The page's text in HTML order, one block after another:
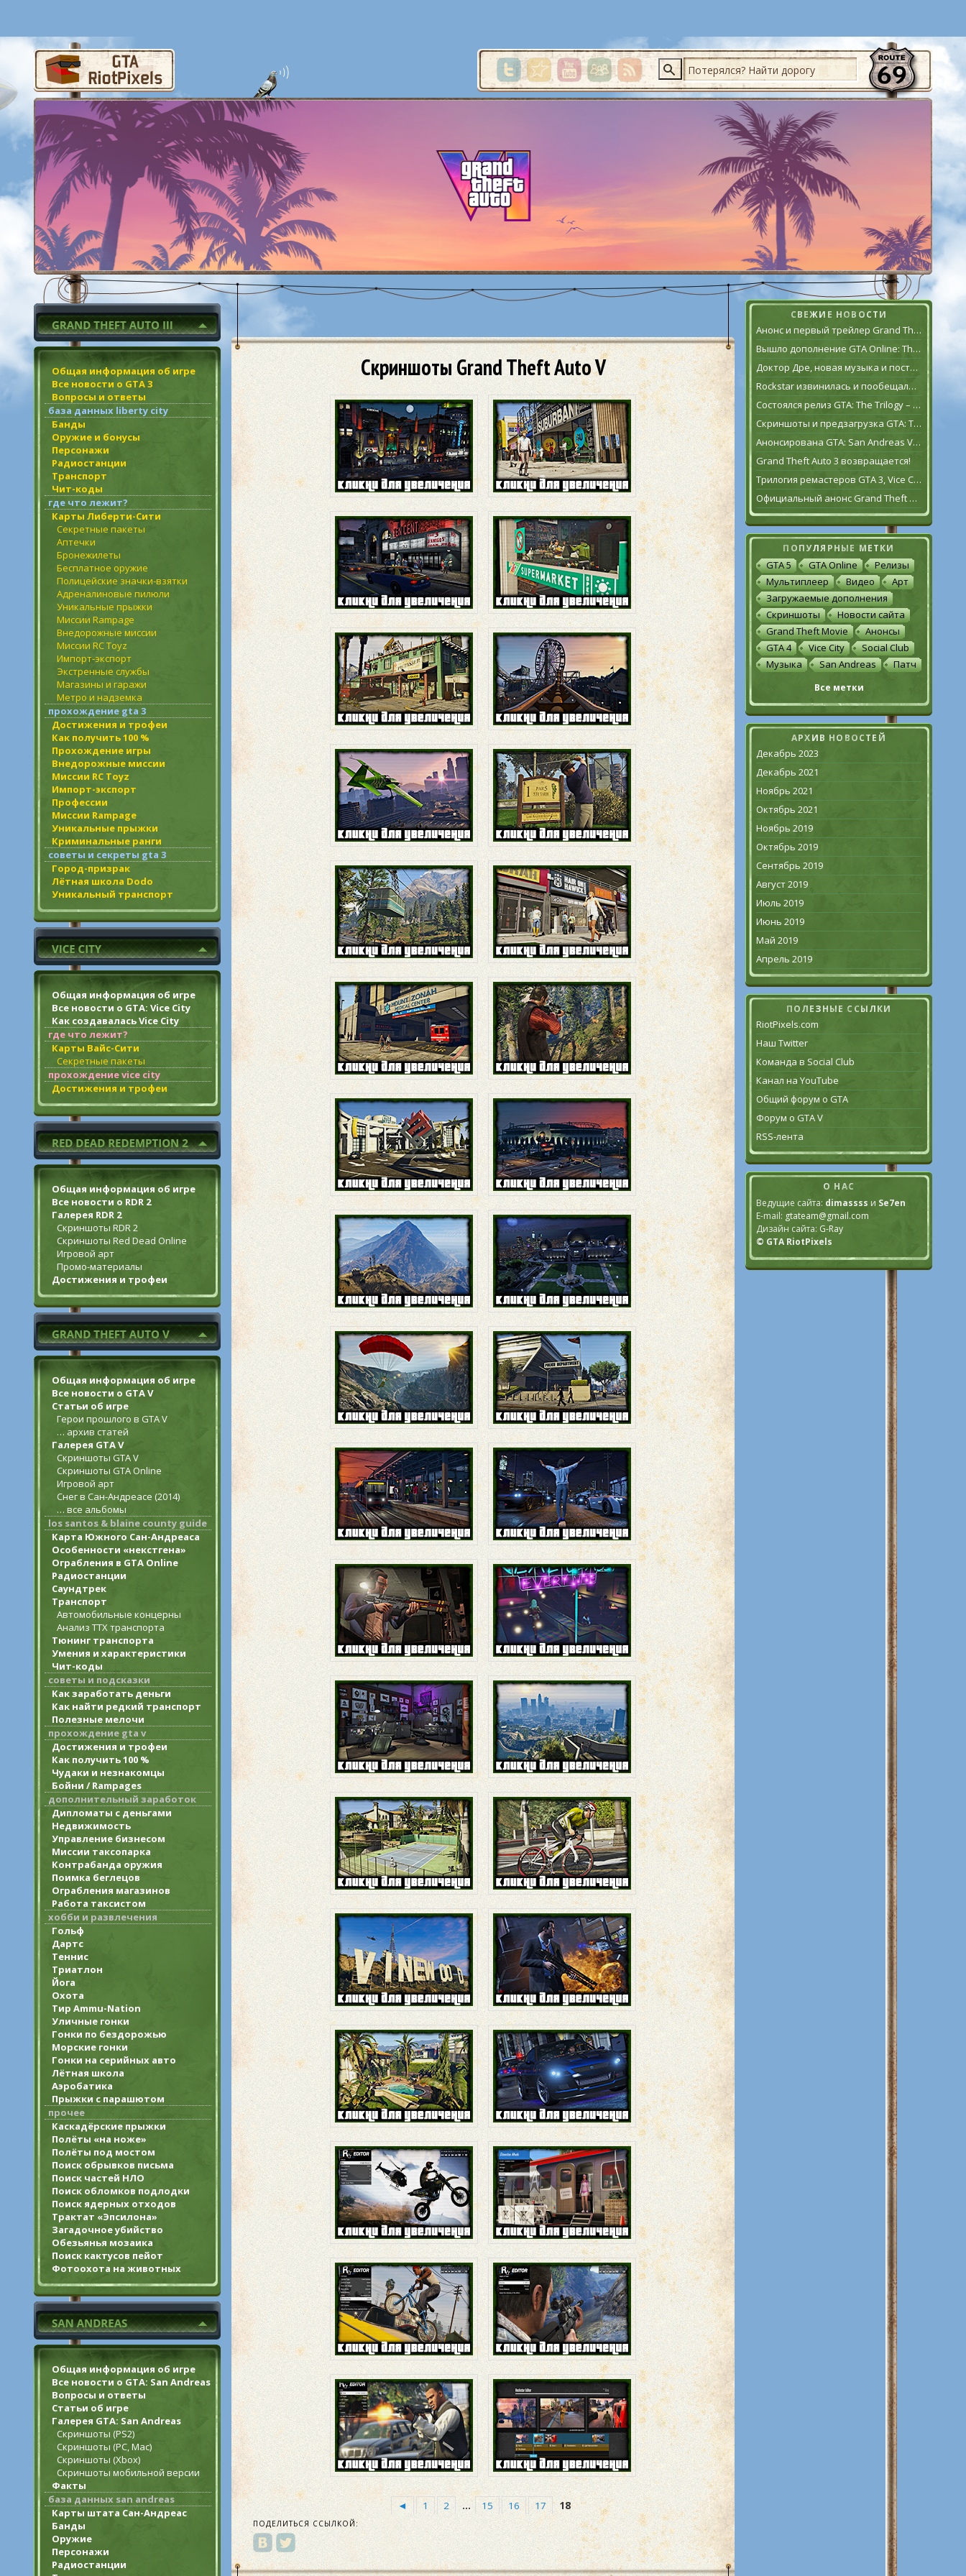
Поиск
Общая информация об игре
Все новости о GTA 3
Вопросы и ответы
база данных liberty city
Банды
Оружие и бонусы
Персонажи
Радиостанции
Транспорт
Чит-коды
где что лежит?
Карты Либерти-Сити
Секретные пакеты
Аптечки
Бронежилеты
Бесплатное оружие
Полицейские значки-взятки
Адреналиновые пилюли
Уникальные прыжки
Миссии Rampage
Внедорожные миссии
Миссии RC Toyz
Импорт-экспорт
Экстренные службы
Магазины и гаражи
Метро и надземка
прохождение gta 3
Достижения и трофеи
Как получить 100 %
Прохождение игры
Внедорожные миссии
Миссии RC Toyz
Импорт-экспорт
Профессии
Миссии Rampage
Уникальные прыжки
Криминальные ранги
советы и секреты gta 3
Город-призрак
Лётная школа Dodo
Уникальный транспорт
Общая информация об игре
Все новости о GTA: Vice City
Как создавалась Vice City
где что лежит?
Карты Вайс-Сити
Секретные пакеты
прохождение vice city
Достижения и трофеи
Общая информация об игре
Все новости о RDR 2
Галерея RDR 2
Скриншоты RDR 2
Скриншоты Red Dead Online
Игровой арт
Промо-материалы
Достижения и трофеи
Общая информация об игре
Все новости о GTA V
Статьи об игре
Герои прошлого в GTA V
… архив статей
Галерея GTA V
Скриншоты GTA V
Скриншоты GTA Online
Игровой арт
Снег в Сан-Андреасе (2014)
… все альбомы
los santos & blaine county guide
Карта Южного Сан-Андреаса
Особенности «некстгена»
Ограбления в GTA Online
Радиостанции
Саундтрек
Транспорт
Автомобильные концерны
Анализ ТТХ транспорта
Тюнинг транспорта
Умения и характеристики
Чит-коды
советы и подсказки
Как заработать деньги
Как найти редкий транспорт
Полезные мелочи
прохождение gta v
Достижения и трофеи
Как получить 100 %
Чудаки и незнакомцы
Бойни / Rampages
дополнительный заработок
Дипломаты с деньгами
Недвижимость
Управление бизнесом
Миссии таксопарка
Контрабанда оружия
Поимка беглецов
Ограбления магазинов
Работа таксистом
хобби и развлечения
Гольф
Дартс
Теннис
Триатлон
Йога
Охота
Тир Ammu-Nation
Уличные гонки
Гонки по бездорожью
Морские гонки
Гонки на серийных авто
Лётная школа
Аэробатика
Прыжки с парашютом
прочее
Каскадёрские прыжки
Полёты «на ноже»
Полёты под мостом
Поиск обрывков письма
Поиск частей НЛО
Поиск обломков подлодки
Поиск ядерных отходов
Трактат «Эпсилона»
Загадочное убийство
Обезьянья мозаика
Поиск кактусов пейот
Фотоохота на животных
Общая информация об игре
Все новости о GTA: San Andreas
Вопросы и ответы
Статьи об игре
Галерея GTA: San Andreas
Скриншоты (PS2)
Скриншоты (PC, Mac)
Скриншоты (Xbox)
Скриншоты мобильной версии
Факты
база данных san andreas
Карты штата Сан-Андреас
Банды
Оружие
Персонажи
Радиостанции
Скриншоты Grand Theft Auto V
◄ 1 2 ... 15 16 17 18
ПОДЕЛИТЬСЯ ССЫЛКОЙ:
СВЕЖИЕ НОВОСТИ
Анонс и первый трейлер Grand Theft Auto VI
Вышло дополнение GTA Online: The Contract
Доктор Дре, новая музыка и постаревший Франклин Клинтон в дополнении GTA Online: The Contract
Rockstar извинилась и пообещала исправить GTA: The Trilogy – The Definitive Edition [обновлено]
Состоялся релиз GTA: The Trilogy – The Definitive Edition
Скриншоты и предзагрузка GTA: The Trilogy – The Definitive Edition
Анонсирована GTA: San Andreas VR для Oculus Quest 2
Grand Theft Auto 3 возвращается!
Трилогия ремастеров GTA 3, Vice City и San Andreas выйдет 11 ноября
Официальный анонс Grand Theft Auto: The Trilogy – The Definitive Edition
ПОПУЛЯРНЫЕ МЕТКИ
GTA 5 GTA Online
Релизы
Мультиплеер
Видео
Арт
Загружаемые дополнения
Скриншоты
Новости сайта
Grand Theft Movie
Анонсы
GTA 4
Vice City
Social Club
Музыка
San Andreas Патч
Все метки
АРХИВ НОВОСТЕЙ
Декабрь 2023
Декабрь 2021
Ноябрь 2021
Октябрь 2021
Ноябрь 2019
Октябрь 2019
Сентябрь 2019
Август 2019
Июль 2019
Июнь 2019
Май 2019
Апрель 2019
ПОЛЕЗНЫЕ ССЫЛКИ
RiotPixels.com
Наш Twitter
Команда в Social Club
Канал на YouTube
Общий форум о GTA
Форум о GTA V
RSS-лента
О НАС
Ведущие сайта: dimassss и Se7en
E-mail: gtateam@gmail.com
Дизайн сайта: G-Ray
© GTA RiotPixels